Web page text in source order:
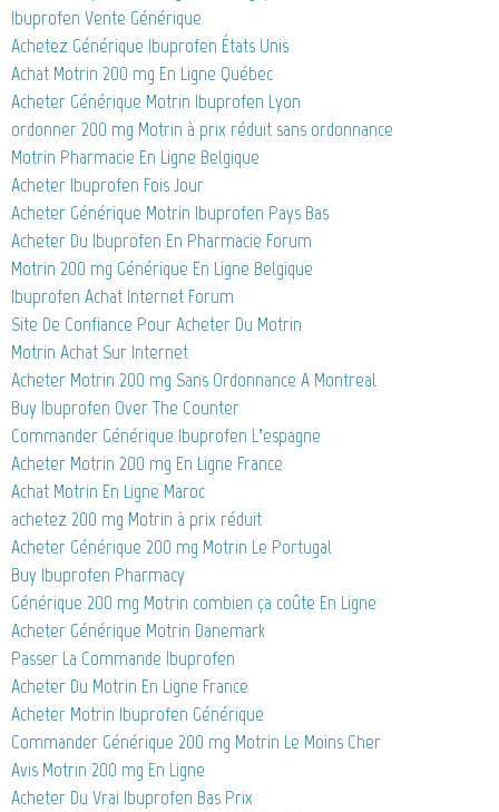
Ibuprofen Vente Générique
Achetez Générique Ibuprofen États Unis
Achat Motrin 200 mg En Ligne Québec
Acheter Générique Motrin Ibuprofen Lyon
ordonner 200 mg Motrin à prix réduit sans ordonnance
Motrin Pharmacie En Ligne Belgique
Acheter Ibuprofen Fois Jour
Acheter Générique Motrin Ibuprofen Pays Bas
Acheter Du Ibuprofen En Pharmacie Forum
Motrin 200 mg Générique En Ligne Belgique
Ibuprofen Achat Internet Forum
Site De Confiance Pour Acheter Du Motrin
Motrin Achat Sur Internet
Acheter Motrin 200 mg Sans Ordonnance A Montreal
Buy Ibuprofen Over The Counter
Commander Générique Ibuprofen L’espagne
Acheter Motrin 200 mg En Ligne France
Achat Motrin En Ligne Maroc
achetez 200 mg Motrin à prix réduit
Acheter Générique 200 mg Motrin Le Portugal
Buy Ibuprofen Pharmacy
Générique 200 mg Motrin combien ça coûte En Ligne
Acheter Générique Motrin Danemark
Passer La Commande Ibuprofen
Acheter Du Motrin En Ligne France
Acheter Motrin Ibuprofen Générique
Commander Générique 200 mg Motrin Le Moins Cher
Avis Motrin 200 mg En Ligne
Acheter Du Vrai Ibuprofen Bas Prix